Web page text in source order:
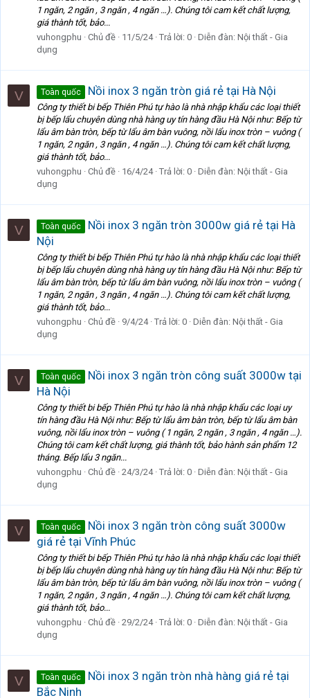
1 ngăn, 2 ngăn , 3 ngăn , 4 ngăn …). Chúng tôi cam kết chất lượng,
giá thành tốt, bảo...
vuhongphu
Chủ đề 11/5/24 Trả lời: 0 Diễn đàn: Nội thất - Gia
dụng
V Toàn quốc Nồi inox 3 ngăn tròn giá rẻ tại Hà Nội
Công ty thiết bi bếp Thiên Phú tự hào là nhà nhập khẩu các loại thiết
bị bếp lẩu chuyên dùng nhà hàng uy tín hàng đầu Hà Nội như: Bếp từ
lẩu âm bàn tròn, bếp từ lẩu âm bàn vuông, nồi lẩu inox tròn – vuông (
1 ngăn, 2 ngăn , 3 ngăn , 4 ngăn …). Chúng tôi cam kết chất lượng,
giá thành tốt, bảo...
vuhongphu
Chủ đề 16/4/24 Trả lời: 0 Diễn đàn: Nội thất - Gia
dụng
V Toàn quốc
Nồi inox 3 ngăn tròn 3000w giá rẻ tại Hà
Nội
Công ty thiết bi bếp Thiên Phú tự hào là nhà nhập khẩu các loại thiết
bị bếp lẩu chuyên dùng nhà hàng uy tín hàng đầu Hà Nội như: Bếp từ
lẩu âm bàn tròn, bếp từ lẩu âm bàn vuông, nồi lẩu inox tròn – vuông (
1 ngăn, 2 ngăn , 3 ngăn , 4 ngăn …). Chúng tôi cam kết chất lượng,
giá thành tốt, bảo...
vuhongphu
Chủ đề 9/4/24 Trả lời: 0 Diễn đàn: Nội thất - Gia
dụng
V Toàn quốc
Nồi inox 3 ngăn tròn công suất 3000w tại
Hà Nội
Công ty thiết bi bếp Thiên Phú tự hào là nhà nhập khẩu các loại uy
tín hàng đầu Hà Nội như: Bếp từ lẩu âm bàn tròn, bếp từ lẩu âm bàn
vuông, nồi lẩu inox tròn – vuông ( 1 ngăn, 2 ngăn , 3 ngăn , 4 ngăn …).
Chúng tôi cam kết chất lượng, giá thành tốt, bảo hành sản phẩm 12
tháng. Bếp lẩu 3 ngăn...
vuhongphu
Chủ đề 24/3/24 Trả lời: 0 Diễn đàn: Nội thất - Gia
dụng
V Toàn quốc
Nồi inox 3 ngăn tròn công suất 3000w
giá rẻ tại Vĩnh Phúc
Công ty thiết bi bếp Thiên Phú tự hào là nhà nhập khẩu các loại thiết
bị bếp lẩu chuyên dùng nhà hàng uy tín hàng đầu Hà Nội như: Bếp từ
lẩu âm bàn tròn, bếp từ lẩu âm bàn vuông, nồi lẩu inox tròn – vuông (
1 ngăn, 2 ngăn , 3 ngăn , 4 ngăn …). Chúng tôi cam kết chất lượng,
giá thành tốt, bảo...
vuhongphu
Chủ đề 29/2/24 Trả lời: 0 Diễn đàn: Nội thất - Gia
dụng
V Toàn quốc
Nồi inox 3 ngăn tròn nhà hàng giá rẻ tại
Bắc Ninh